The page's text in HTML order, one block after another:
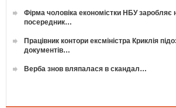
Фірма чоловіка економістки НБУ заробляє
посередник…
Працівник контори ексміністра Криклія
документів…
Верба знов вляпалася в скандал…